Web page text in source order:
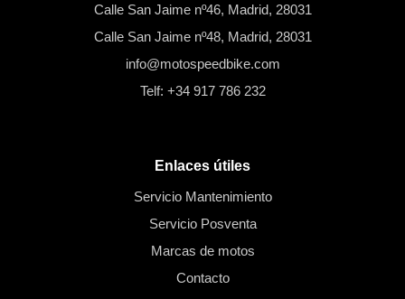
Calle San Jaime nº46, Madrid, 28031
Calle San Jaime nº48, Madrid, 28031
info@motospeedbike.com
Telf: +34 917 786 232
Enlaces útiles
Servicio Mantenimiento
Servicio Posventa
Marcas de motos
Contacto